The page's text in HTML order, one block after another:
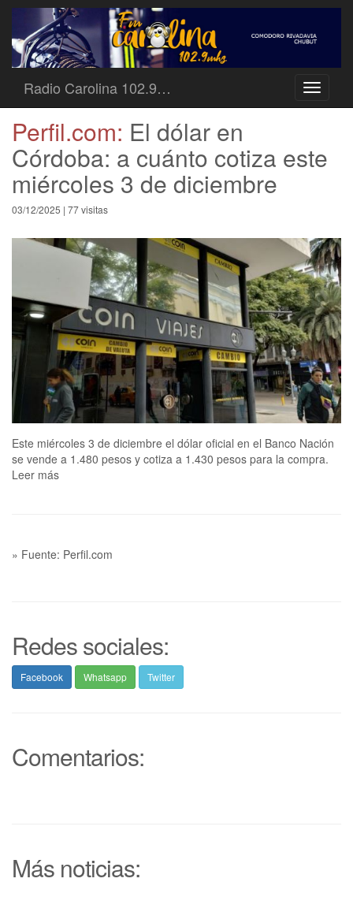
Toggle
Radio Carolina 102.9…
Perfil.com: El dólar en
Córdoba: a cuánto cotiza este
miércoles 3 de diciembre
03/12/2025 | 77 visitas
Este miércoles 3 de diciembre el dólar oficial en el Banco Nación
se vende a 1.480 pesos y cotiza a 1.430 pesos para la compra.
Leer más
» Fuente: Perfil.com
Redes sociales:
Facebook Whatsapp Twitter
Comentarios:
Más noticias: